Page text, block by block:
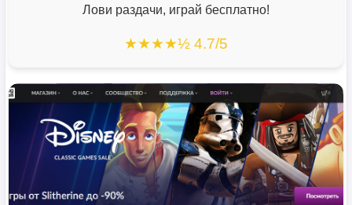
Лови раздачи, играй бесплатно!
★★★★½ 4.7/5